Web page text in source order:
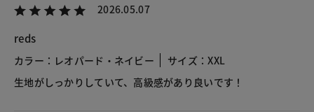
2026.05.07
reds
カラー：レオパード・ネイビー
サイズ：XXL
生地がしっかりしていて、高級感があり良いです！